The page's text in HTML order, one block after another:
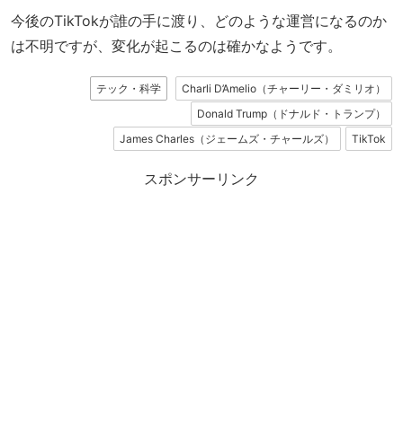
今後のTikTokが誰の手に渡り、どのような運営になるのか
は不明ですが、変化が起こるのは確かなようです。
テック・科学
Charli D’Amelio（チャーリー・ダミリオ）
Donald Trump（ドナルド・トランプ）
James Charles（ジェームズ・チャールズ）
TikTok
スポンサーリンク